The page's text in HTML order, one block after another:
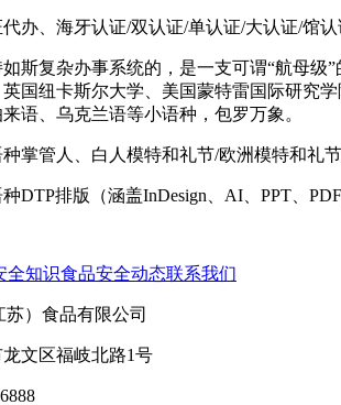
、海牙认证/双认证/单认证/大认证/馆认
复杂办事系统的，是一支可谓“航母级”
国纽卡斯尔大学、美国蒙特雷国际研究
语、乌克兰语等小语种，包罗万象。
管人、白人模特和礼节/欧洲模特和礼节/
排版（涵盖InDesign、AI、PPT、PDF
全知识食品安全动态联系我们
苏）食品有限公司
文区福岐北路1号